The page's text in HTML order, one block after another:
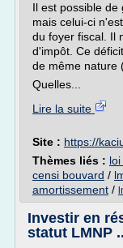
Il est possible de
mais celui-ci
du foyer fiscal. Il
d'impôt. Ce
de même nature
Quelles...
Lire la suite
Site : https://
Thèmes liés :
censi bouvard /
amortissement /
Investir en
statut LMNP